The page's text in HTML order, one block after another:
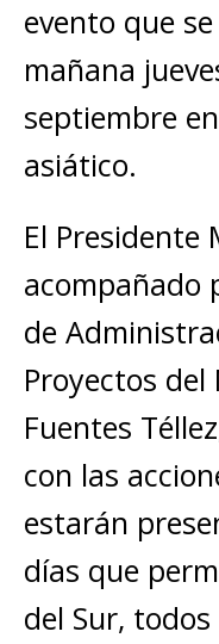
evento que
mañana
septiembre
asiático.
El Presidente
acompañado
de
Proyectos
Fuentes
con las
estarán
días que
del Sur,